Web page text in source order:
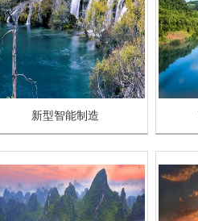
新型智能制造